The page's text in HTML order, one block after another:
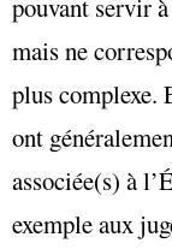
pouvant servir
mais ne
plus complexe.
ont
associée(s) à
exemple aux